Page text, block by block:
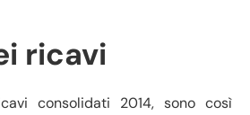
ricavi
consolidati 2014, sono così